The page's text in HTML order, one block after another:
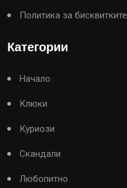
Политика за бисквитките
Категории
Начало
Клюки
Куриози
Скандали
Любопитно